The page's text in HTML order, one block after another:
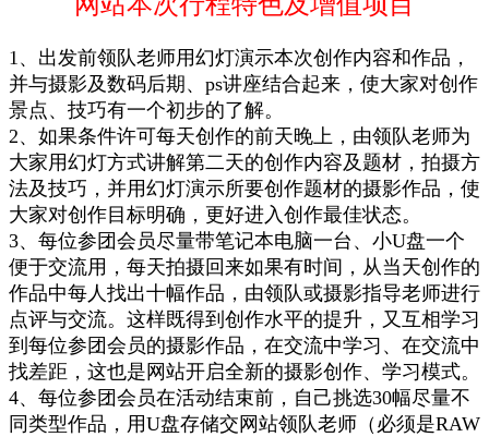
1、出发前领队老师用幻灯演示本次创作内容和作品，
并与摄影及数码后期、ps讲座结合起来，使大家对创作
景点、技巧有一个初步的了解。
2、如果条件许可每天创作的前天晚上，由领队老师为
大家用幻灯方式讲解第二天的创作内容及题材，拍摄方
法及技巧，并用幻灯演示所要创作题材的摄影作品，使
大家对创作目标明确，更好进入创作最佳状态。
3、每位参团会员尽量带笔记本电脑一台、小U盘一个
便于交流用，每天拍摄回来如果有时间，从当天创作的
作品中每人找出十幅作品，由领队或摄影指导老师进行
点评与交流。这样既得到创作水平的提升，又互相学习
到每位参团会员的摄影作品，在交流中学习、在交流中
找差距，这也是网站开启全新的摄影创作、学习模式。
4、每位参团会员在活动结束前，自己挑选30幅尽量不
同类型作品，用U盘存储交网站领队老师（必须是RAW